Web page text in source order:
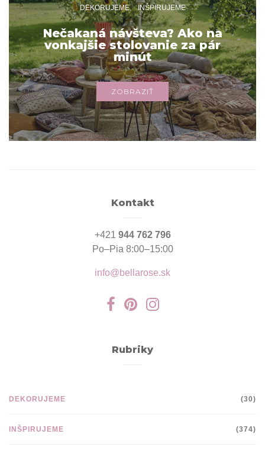
DEKORUJEME INŠPIRUJEME
Nečakaná návšteva? Ako na
vonkajšie stolovanie za pár
minút
ZOBRAZIŤ
Kontakt
+421 944 762 796
Po–Pia 8:00–15:00
info@bellarose.sk
Rubriky
DEKORUJEME (30)
INŠPIRUJEME (374)